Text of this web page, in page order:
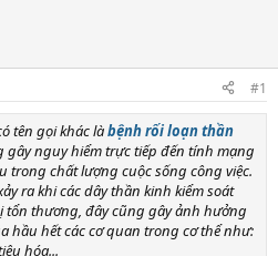
#1
tên gọi khác làbệnh rối loạn thần
gây nguy hiểm trực tiếp đến tính mạng
trong chất lượng cuộc sống công việc.
ra khi các dây thần kinh kiểm soát
tổn thương, đây cũng gây ảnh hưởng
hầu hết các cơ quan trong cơ thể như:
hóa...